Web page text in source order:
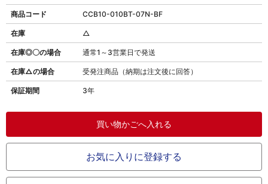
商品コード CCB10-010BT-07N-BF
在庫◎〇の場合 通常1～3営業日で発送
在庫△の場合 受発注商品（納期は注文後に回答）
保証期間 3年
在庫 △
お気に入りに登録する